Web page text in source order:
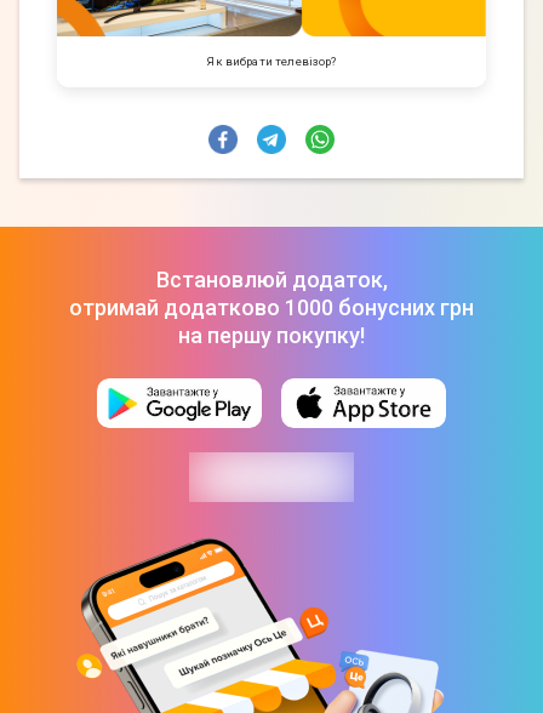
Як вибрати телевізор?
Встановлюй додаток,
отримай додатково 1000 бонусних грн
на першу покупку!